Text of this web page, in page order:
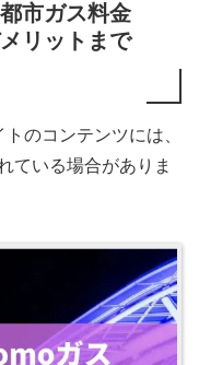
市ガス料金
リットまで
のコンテンツには、
ている場合がありま